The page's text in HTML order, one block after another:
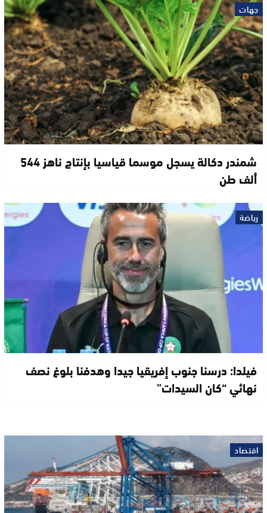
جهات
شمندر دكالة يسجل موسما قياسيا بإنتاج ناهز 544
ألف طن
رياضة
فيلدا: درسنا جنوب إفريقيا جيدا وهدفنا بلوغ نصف
نهائي “كان السيدات”
اقتصاد